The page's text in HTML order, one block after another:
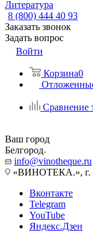
Литература
8 (800) 444 40 93
Заказать звонок
Задать вопрос
Войти
Корзина0
Сравнение
Ваш город
Белгород
info@vinotheque.ru
«ВИНОТЕКА.», г.
Вконтакте
Telegram
YouTube
Яндекс.Дзен